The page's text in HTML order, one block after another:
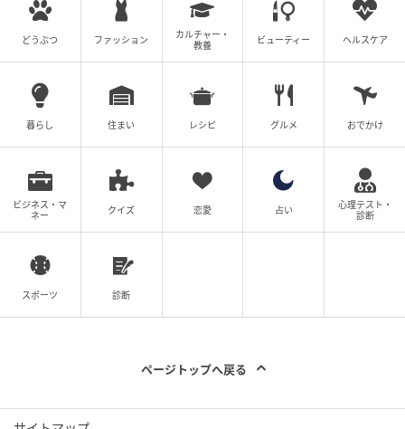
どうぶつ ファッション
カルチャー・
教養
ビューティー ヘルスケア
暮らし 住まい レシピ グルメ おでかけ
ビジネス・マ
ネー
クイズ 恋愛 占い
心理テスト・
診断
スポーツ 診断
ページトップへ戻る